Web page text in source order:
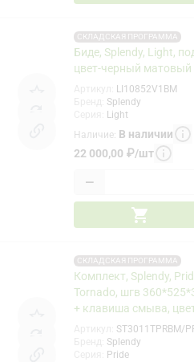
СКЛАДСКАЯ ПРОГРАММА
Биде, Splendy, Light,
цвет-черный матовый
LI10852V1BM
Splendy
Light
Наличие: В наличии
22 000,00 ₽/шт
−
СКЛАДСКАЯ ПРОГРАММА
Комплект, Splendy,
Tornado, шгв
+ клавиша смыва,
ST3011TPRBM/
Splendy
Pride